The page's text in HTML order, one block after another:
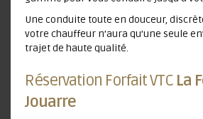
Une conduite toute en douceur,
votre chauffeur n’aura qu’une seule
trajet de haute qualité.
Réservation Forfait VTC La
Jouarre